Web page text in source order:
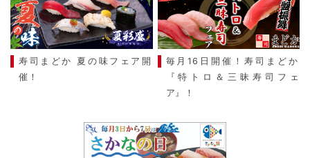
寿司まどか 夏の味フェア開
催！
毎月16日開催！寿司まどか
『特トロ＆三昧寿司フェ
ア』！